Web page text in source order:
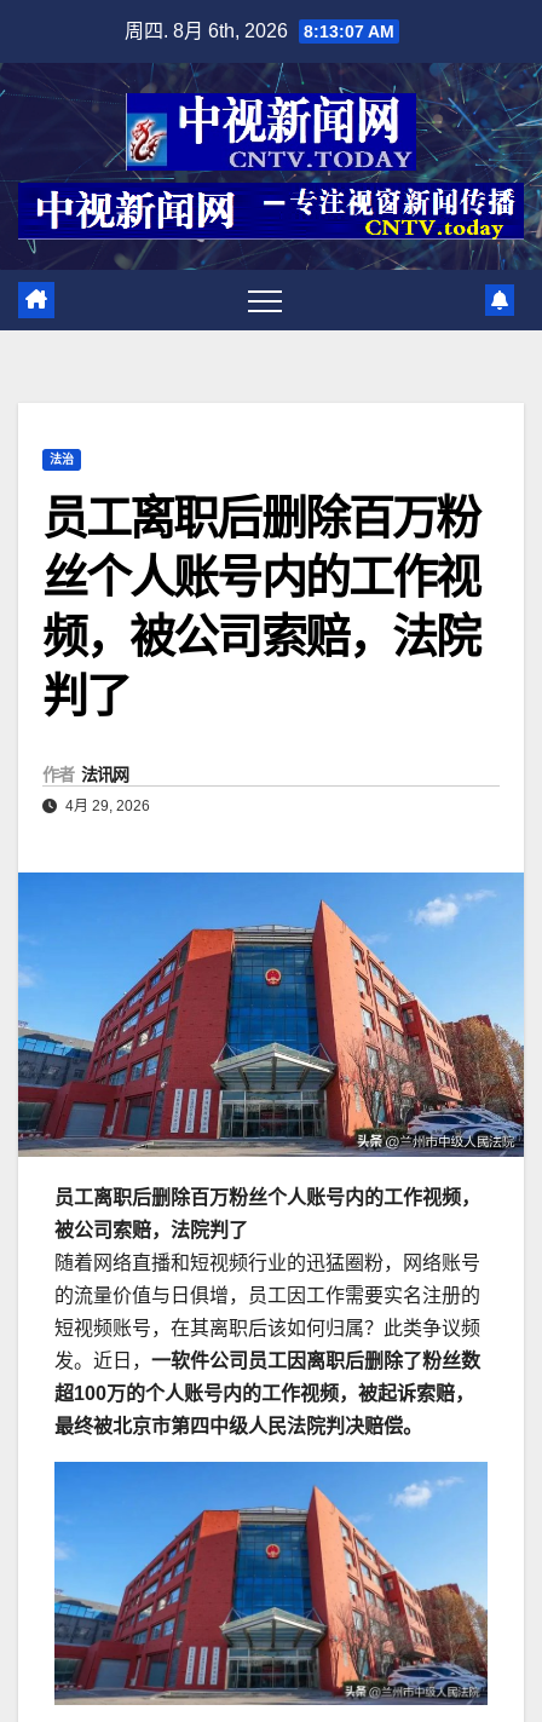
内
周四. 8月 6th, 2026 8:13:08 AM
法治
员工离职后删除百万粉
丝个人账号内的工作视
频，被公司索赔，法院
判了
作者 法讯网
4月 29, 2026
员工离职后删除百万粉丝个人账号内的工作视频，
被公司索赔，法院判了
随着网络直播和短视频行业的迅猛圈粉，网络账号
的流量价值与日俱增，员工因工作需要实名注册的
短视频账号，在其离职后该如何归属？此类争议频
发。近日， 一软件公司员工因离职后删除了粉丝数
超100万的个人账号内的工作视频，被起诉索赔，
最终被北京市第四中级人民法院判决赔偿。